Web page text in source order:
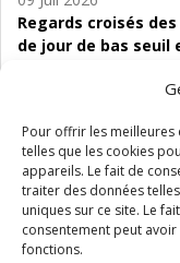
Pour offrir les meilleures
telles que les cookies
appareils. Le fait de
traiter des données
uniques sur ce site. Le
consentement peut
fonctions.
Regards croisés
de jour de bas seuil
Étude
01 Juil 2026
Pénurie du
d’offre de soins